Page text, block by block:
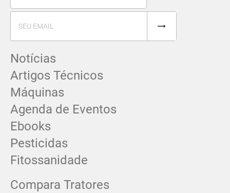
Notícias
Artigos Técnicos
Máquinas
Agenda de Eventos
Ebooks
Pesticidas
Fitossanidade
Compara Tratores